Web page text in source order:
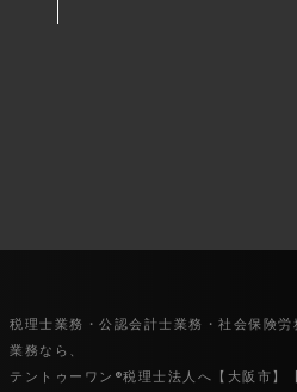
税理士業務・公認会計士業務・社会保険
業務なら、
テントゥーワン®税理士法人へ【大阪市】